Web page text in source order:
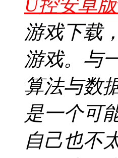
U控安卓
游戏下载
游戏。与
算法与数
是一个可
自己也不